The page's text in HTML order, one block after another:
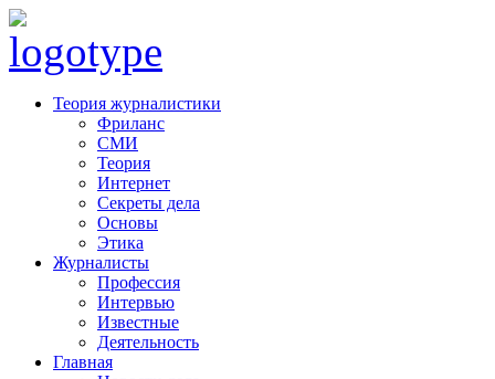
Теория журналистики
Фриланс
СМИ
Теория
Интернет
Секреты дела
Основы
Этика
Журналисты
Профессия
Интервью
Известные
Деятельность
Главная